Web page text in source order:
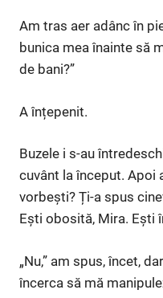
Am tras aer adânc în
bunica mea înainte să
de bani?”
A înțepenit.
Buzele i s-au
cuvânt la început. Apoi
vorbești? Ți-a spus
Ești obosită, Mira. Ești
„Nu,” am spus, încet,
încerca să mă